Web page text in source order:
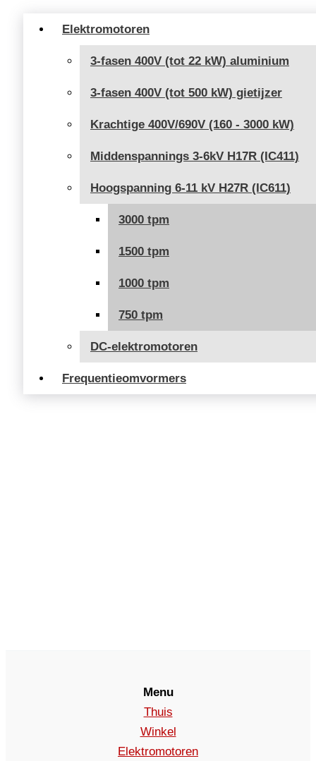
Elektromotoren
3-fasen 400V (tot 22 kW) aluminium
3-fasen 400V (tot 500 kW) gietijzer
Krachtige 400V/690V (160 - 3000 kW)
Middenspannings 3-6kV H17R (IC411)
Hoogspanning 6-11 kV H27R (IC611)
3000 tpm
1500 tpm
1000 tpm
750 tpm
DC-elektromotoren
Frequentieomvormers
Menu
Thuis
Winkel
Elektromotoren